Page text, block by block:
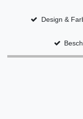
Design &